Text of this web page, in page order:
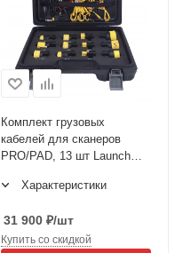
Комплект грузовых
кабелей для сканеров
PRO/PAD, 13 шт Launch
Характеристики
31 900 ₽/шт
Купить со скидкой